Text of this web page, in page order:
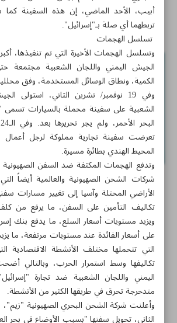
أخبار قصيرة
تربطهما أي صلة بـ"إسرائيل".
تسلسل الهجمات
وتسلسل الهجمات الأخيرة التي تم تنفيذها،
الجيش اليمني واللجان الشعبية
الكمية، ونطاق الوسائل المستخدمة، وفق
وفي 19 نوفمبر/ تشرين الثاني، استولى
الشعبية على سفينة محملة بالسيارات تسمى
تعرضت سفينة تجارية مملوكة لرجل
المحيط الهندي بطائرة مسيرة.
وتدفع الهجمات المكثفة ضد السفن الصهيونية
شركات الشحن الصهيونية والعالمية أيضاً
الأراضي المحتلة وآسيا إلى تغيير مسارات
تكاليف التأمين على السفن، ما يرفع من
ويزيد مستويات أسعار السلع، ما يدفع بنك
على أسعار الفائدة عند مستويات مرتفعة، ما
التي تتحملها مختلف الأنشطة الاقتصادية
تكاليفها وسط استمرار الحرب، وبالتالي
اليمني واللجان الشعبية ضد تجارة
متدحرجة تحرق في طريقها الكثير من الأنشطة.
وأعلنت شركة الشحن البحري الصهيونية "زيم"،
الثاني، تحويل سفنها "بسبب الأوضاع في بحر